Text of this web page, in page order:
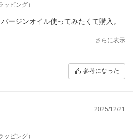
ピング）
ージンオイル使ってみたくて購入。
さらに表示
参考になった
2025/12/21
ピング）